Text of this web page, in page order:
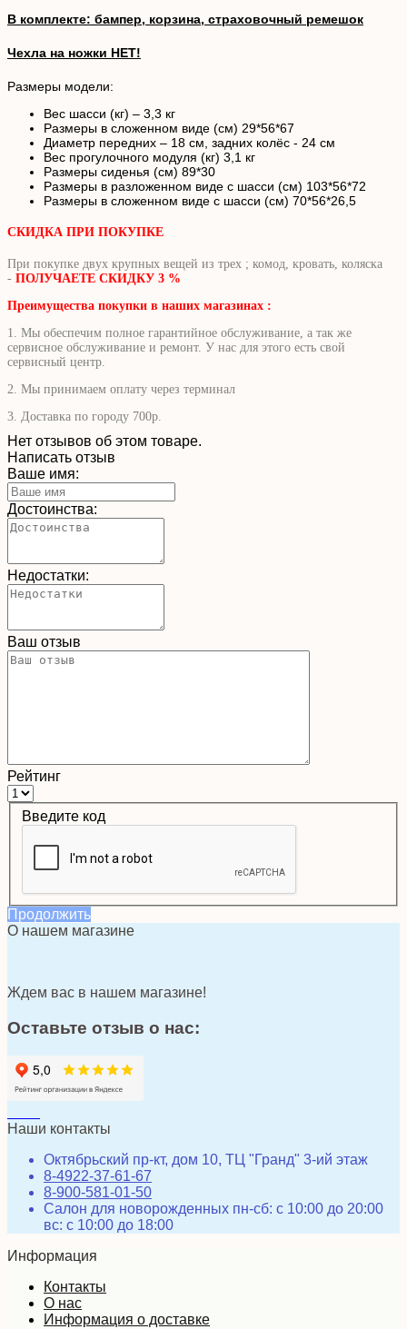
В комплекте: бампер, корзина, страховочный ремешок
Чехла на ножки НЕТ!
Размеры модели:
Вес шасси (кг) – 3,3 кг
Размеры в сложенном виде (см) 29*56*67
Диаметр передних – 18 см, задних колёс - 24 см
Вес прогулочного модуля (кг) 3,1 кг
Размеры сиденья (см) 89*30
Размеры в разложенном виде с шасси (см) 103*56*72
Размеры в сложенном виде с шасси (см) 70*56*26,5
СКИДКА ПРИ ПОКУПКЕ
При покупке двух крупных вещей из трех ; комод, кровать, коляска
- ПОЛУЧАЕТЕ СКИДКУ 3 %
Преимущества покупки в наших магазинах :
1. Мы обеспечим полное гарантийное обслуживание, а так же
сервисное обслуживание и ремонт. У нас для этого есть свой
сервисный центр.
2. Мы принимаем оплату через терминал
3. Доставка по городу 700р.
Нет отзывов об этом товаре.
Написать отзыв
Ваше имя:
Достоинства:
Недостатки:
Ваш отзыв
Рейтинг
Введите код
Продолжить
О нашем магазине
Ждем вас в нашем магазине!
Оставьте отзыв о нас:
Наши контакты
Октябрьский пр-кт, дом 10, ТЦ "Гранд" 3-ий этаж
8-4922-37-61-67
8-900-581-01-50
Салон для новорожденных пн-сб: с 10:00 до 20:00
вс: с 10:00 до 18:00
Информация
Контакты
О нас
Информация о доставке